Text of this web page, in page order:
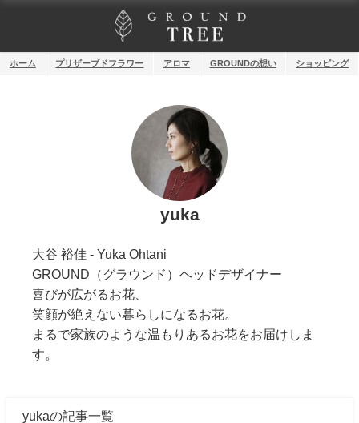
ホーム プリザーブドフラワー アロマ GROUNDの想い ショッピング
yuka
大谷 裕佳 - Yuka Ohtani
GROUND（グラウンド）ヘッドデザイナー
喜びが広がるお花、
笑顔が絶えない暮らしになるお花。
まるで家族のような温もりあるお花をお届けしま
す。
yukaの記事一覧